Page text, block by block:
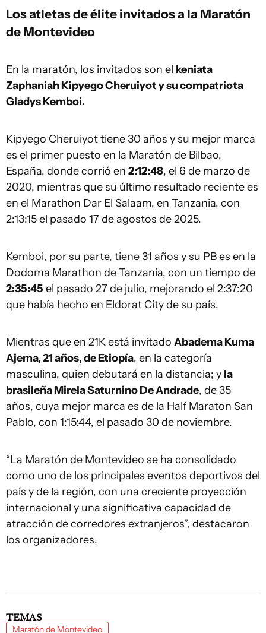
Los atletas de élite invitados a la Maratón
de Montevideo
En la maratón, los invitados son el keniata
Zaphaniah Kipyego Cheruiyot y su compatriota
Gladys Kemboi.
Kipyego Cheruiyot tiene 30 años y su mejor marca
es el primer puesto en la Maratón de Bilbao,
España, donde corrió en 2:12:48, el 6 de marzo de
2020, mientras que su último resultado reciente es
en el Marathon Dar El Salaam, en Tanzania, con
2:13:15 el pasado 17 de agostos de 2025.
Kemboi, por su parte, tiene 31 años y su PB es en la
Dodoma Marathon de Tanzania, con un tiempo de
2:35:45 el pasado 27 de julio, mejorando el 2:37:20
que había hecho en Eldorat City de su país.
Mientras que en 21K está invitado Abadema Kuma
Ajema, 21 años, de Etiopía, en la categoría
masculina, quien debutará en la distancia; y la
brasileña Mirela Saturnino De Andrade, de 35
años, cuya mejor marca es de la Half Maraton San
Pablo, con 1:15:44, el pasado 30 de noviembre.
“La Maratón de Montevideo se ha consolidado
como uno de los principales eventos deportivos del
país y de la región, con una creciente proyección
internacional y una significativa capacidad de
atracción de corredores extranjeros”, destacaron
los organizadores.
TEMAS
Maratón de Montevideo